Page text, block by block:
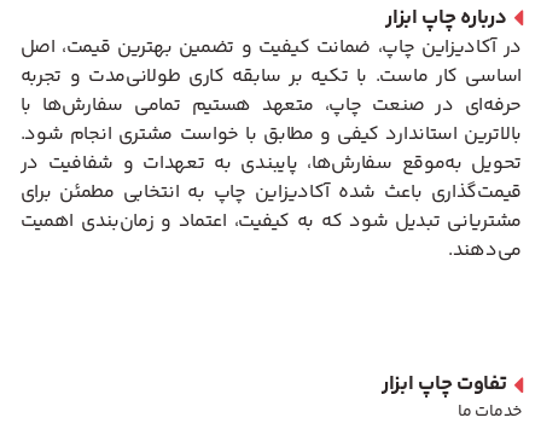
درباره چاپ ابزار
در آکادیزاین چاپ، ضمانت کیفیت و تضمین بهترین قیمت، اصل
اساسی کار ماست. با تکیه بر سابقه کاری طولانی‌مدت و تجربه
حرفه‌ای در صنعت چاپ، متعهد هستیم تمامی سفارش‌ها با
بالاترین استاندارد کیفی و مطابق با خواست مشتری انجام شود.
تحویل به‌موقع سفارش‌ها، پایبندی به تعهدات و شفافیت در
قیمت‌گذاری باعث شده آکادیزاین چاپ به انتخابی مطمئن برای
مشتریانی تبدیل شود که به کیفیت، اعتماد و زمان‌بندی اهمیت
می‌دهند.
تفاوت چاپ ابزار
خدمات ما